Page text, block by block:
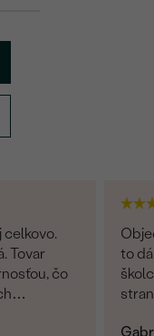
celkovo.
čo
to